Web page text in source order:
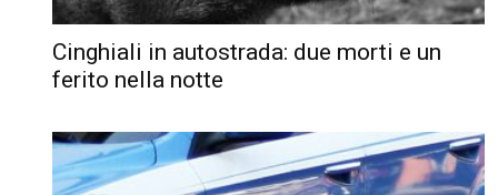
Cinghiali in autostrada: due morti e un
ferito nella notte